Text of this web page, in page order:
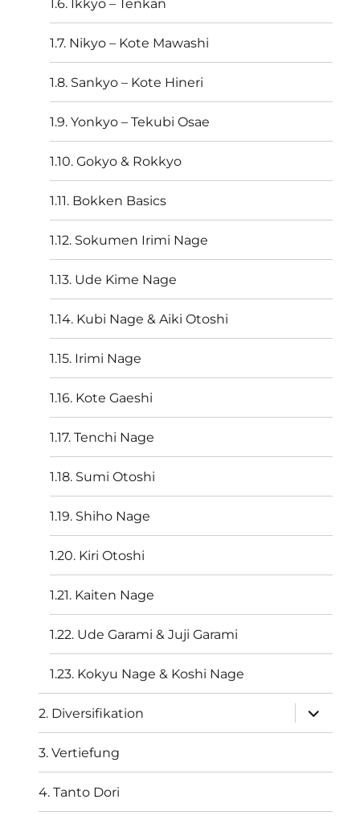
1.6. Ikkyo – Tenkan
1.7. Nikyo – Kote Mawashi
1.8. Sankyo – Kote Hineri
1.9. Yonkyo – Tekubi Osae
1.10. Gokyo & Rokkyo
1.11. Bokken Basics
1.12. Sokumen Irimi Nage
1.13. Ude Kime Nage
1.14. Kubi Nage & Aiki Otoshi
1.15. Irimi Nage
1.16. Kote Gaeshi
1.17. Tenchi Nage
1.18. Sumi Otoshi
1.19. Shiho Nage
1.20. Kiri Otoshi
1.21. Kaiten Nage
1.22. Ude Garami & Juji Garami
1.23. Kokyu Nage & Koshi Nage
2. Diversifikation
öffnen
3. Vertiefung
4. Tanto Dori